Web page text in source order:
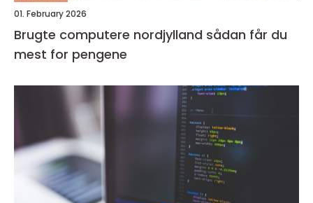
01. February 2026
Brugte computere nordjylland sådan får du
mest for pengene